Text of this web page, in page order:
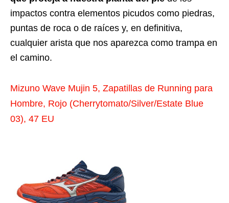
impactos contra elementos picudos como piedras,
puntas de roca o de raíces y, en definitiva,
cualquier arista que nos aparezca como trampa en
el camino.
Mizuno Wave Mujin 5, Zapatillas de Running para
Hombre, Rojo (Cherrytomato/Silver/Estate Blue
03), 47 EU